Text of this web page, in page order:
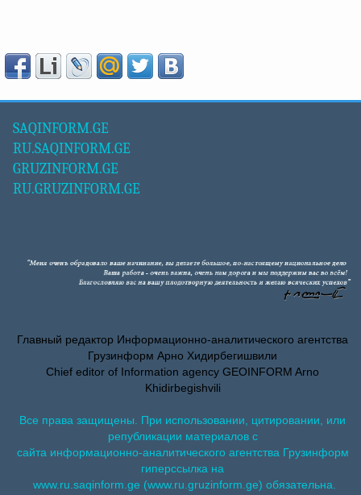
SAQINFORM.GE
RU.SAQINFORM.GE
GRUZINFORM.GE
RU.GRUZINFORM.GE
Главный редактор Информационно-аналитического агентства
Грузинформ Арно Хидирбегишвили
Chief editor of Information agency GEOINFORM Arno
Khidirbegishvili
Все права защищены. При использовании, цитировании, или
републикации материалов с
сайта информационно-аналитического агентства Грузинформ
гиперссылка на
www.ru.saqinform.ge (www.ru.gruzinform.ge) обязательна.